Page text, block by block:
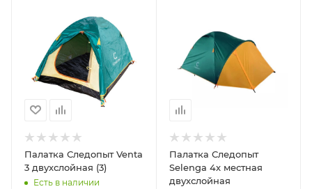
Палатка Следопыт Venta
3 двухслойная (3)
Есть в наличии
Палатка Следопыт
Selenga 4х местная
двухслойная